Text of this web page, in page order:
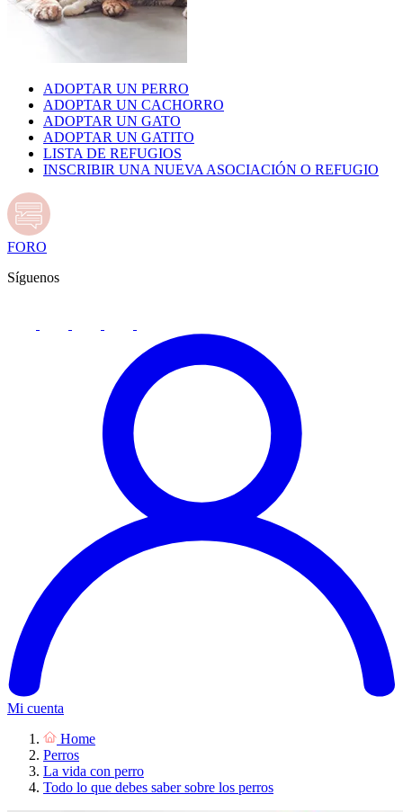
ADOPTAR UN PERRO
ADOPTAR UN CACHORRO
ADOPTAR UN GATO
ADOPTAR UN GATITO
LISTA DE REFUGIOS
INSCRIBIR UNA NUEVA ASOCIACIÓN O REFUGIO
FORO
Síguenos
Mi cuenta
Home
Perros
La vida con perro
Todo lo que debes saber sobre los perros